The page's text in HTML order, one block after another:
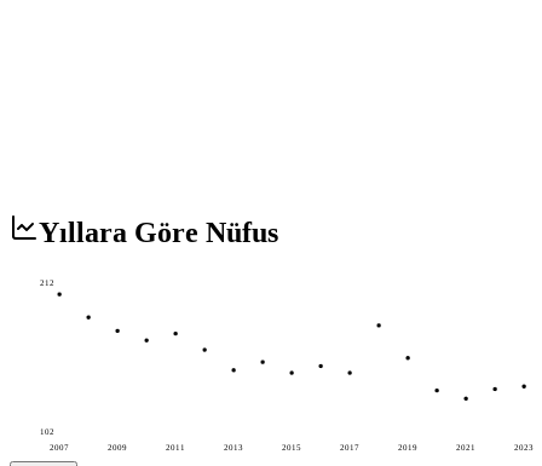
Yıllara Göre Nüfus
2007 2009 2011 2013 2015 2017 2019 2021 2023
212
102